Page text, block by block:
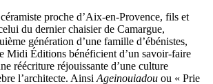
proche d’Aix-en-Provence, fils et
du dernier chaisier de Camargue,
génération d’une famille d’ébénistes,
Midi Éditions bénéficient d’un savoir-faire
réécriture réjouissante d’une culture
l’architecte. Ainsi Ageinouiadou ou « Prie